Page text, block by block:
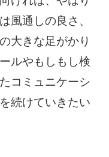
風通しの良さ、
大きな足がかり
ルやもしもし検
コミュニケーシ
続けていきたい